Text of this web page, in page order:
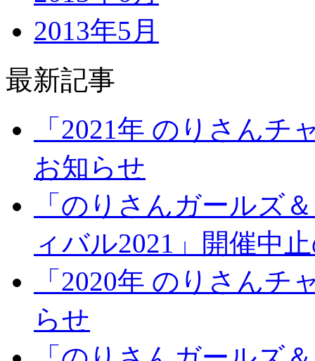
2013年5月
最新記事
「2021年 のりさん
お知らせ
「のりさんガールズ
ィバル2021」開催中
「2020年 のりさん
らせ